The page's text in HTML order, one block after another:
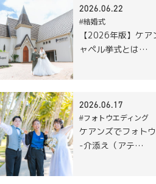
2026.06.22
#結婚式
【2026年版】ケ
ャペル挙式とは…
2026.06.17
#フォトウエディング
ケアンズでフォト
-介添え（アテ…